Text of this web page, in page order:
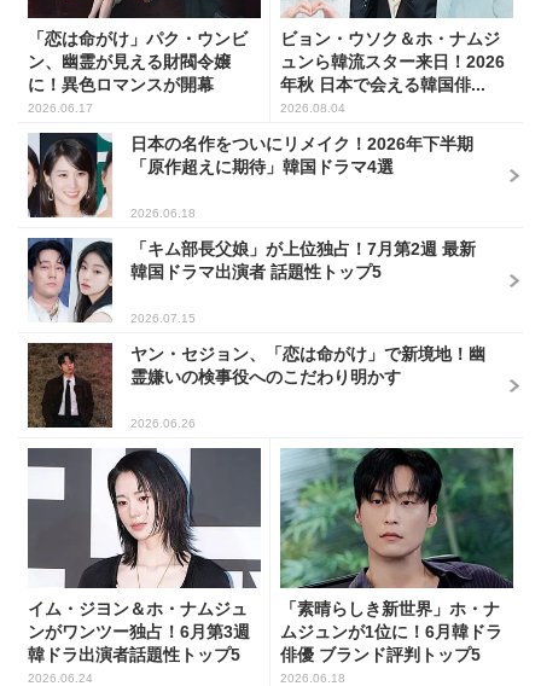
「恋は命がけ」パク・ウンビ
ン、幽霊が見える財閥令嬢
に！異色ロマンスが開幕
2026.06.17
ビョン・ウソク＆ホ・ナムジ
ュンら韓流スター来日！2026
年秋 日本で会える韓国俳...
2026.08.04
日本の名作をついにリメイク！2026年下半期
「原作超えに期待」韓国ドラマ4選
2026.06.18
「キム部長父娘」が上位独占！7月第2週 最新
韓国ドラマ出演者 話題性トップ5
2026.07.15
ヤン・セジョン、「恋は命がけ」で新境地！幽
霊嫌いの検事役へのこだわり明かす
2026.06.26
イム・ジヨン＆ホ・ナムジュ
ンがワンツー独占！6月第3週
韓ドラ出演者話題性トップ5
2026.06.24
「素晴らしき新世界」ホ・ナ
ムジュンが1位に！6月韓ドラ
俳優 ブランド評判トップ5
2026.06.18